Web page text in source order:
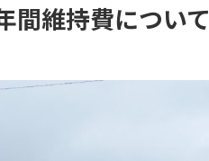
間維持費について